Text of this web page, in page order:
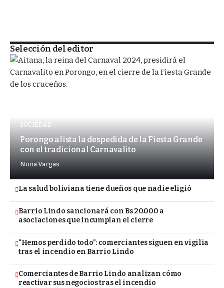
Selección del editor
SOCIEDAD
Porongo alista la despedida de la Fiesta Grande
con el tradicional Carnavalito
Nona Vargas
La salud boliviana tiene dueños que nadie eligió
Barrio Lindo sancionará con Bs 20.000 a
asociaciones que incumplan el cierre
“Hemos perdido todo”: comerciantes siguen en vigilia
tras el incendio en Barrio Lindo
Comerciantes de Barrio Lindo analizan cómo
reactivar sus negocios tras el incendio